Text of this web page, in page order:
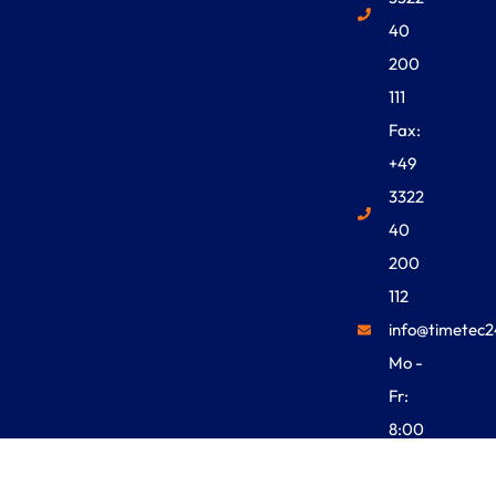
40
200
111
Fax:
+49
3322
40
200
112
Mo -
Fr:
8:00